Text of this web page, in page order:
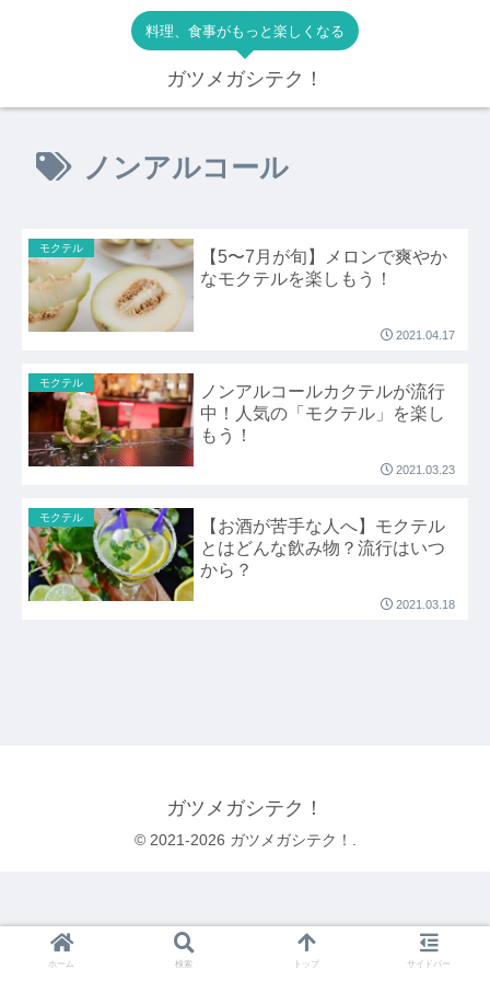
料理、食事がもっと楽しくなる
ガツメガシテク！
ノンアルコール
モクテル
【5〜7月が旬】メロンで爽やか
なモクテルを楽しもう！
2021.04.17
モクテル
ノンアルコールカクテルが流行
中！人気の「モクテル」を楽し
もう！
2021.03.23
モクテル
【お酒が苦手な人へ】モクテル
とはどんな飲み物？流行はいつ
から？
2021.03.18
ガツメガシテク！
© 2021-2026 ガツメガシテク！.
ホーム 検索 トップ サイドバー